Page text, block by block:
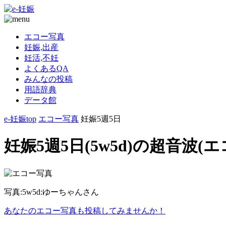
エコー写真
妊娠,出産
妊活,不妊
よくあるQA
みんなの投稿
用語辞典
データ館
e-妊娠top エコー写真 妊娠5週5日
妊娠5週5日(5w5d)の超音波(エ
写真:5w5d:ゆーちゃんさん
あなたのエコー写真も投稿してみませんか！